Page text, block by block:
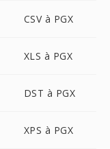
CSV à PGX
XLS à PGX
DST à PGX
XPS à PGX